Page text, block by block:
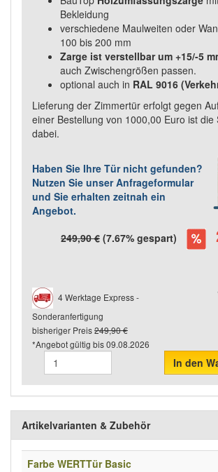
Bekleidung
verschiedene Maulweiten oder
100 bis 200 mm
Zarge ist verstellbar um +15/-5
auch Zwischengrößen passen.
optional auch in RAL 9016
Lieferung der Zimmertür erfolgt gegen
einer Bestellung von 1000,00 Euro ist die
dabei.
Haben Sie Ihre Tür nicht gefunden?
Nutzen Sie unser Anfrageformular
und Sie erhalten zeitnah ein
Angebot.
249,90 € (7.67% gespart)
4 Werktage Express -
Sonderanfertigung
bisheriger Preis249,90 €
*Angebot gültig bis09.08.2026
In den
Artikelvarianten & Zubehör
Farbe WERTTür Basic